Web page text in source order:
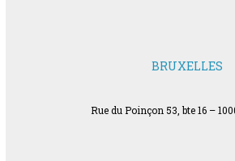
BRUXELLES
Rue du Poinçon 53, bte 16 –